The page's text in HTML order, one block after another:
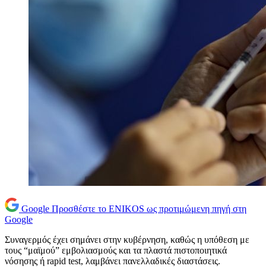
Google Προσθέστε το ENIKOS ως προτιμώμενη πηγή στη
Google
Συναγερμός έχει σημάνει στην κυβέρνηση, καθώς η υπόθεση με
τους “μαϊμού” εμβολιασμούς και τα πλαστά πιστοποιητικά
νόσησης ή rapid test, λαμβάνει πανελλαδικές διαστάσεις.